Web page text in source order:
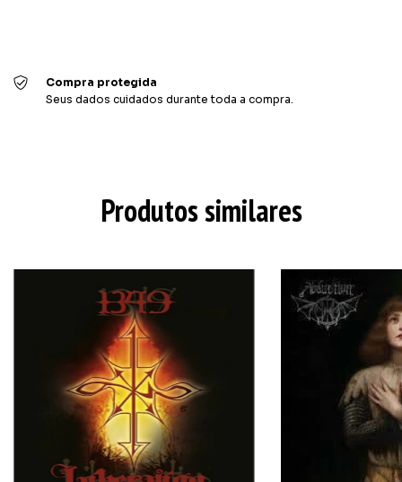
Compra protegida
Seus dados cuidados durante toda a compra.
Produtos similares